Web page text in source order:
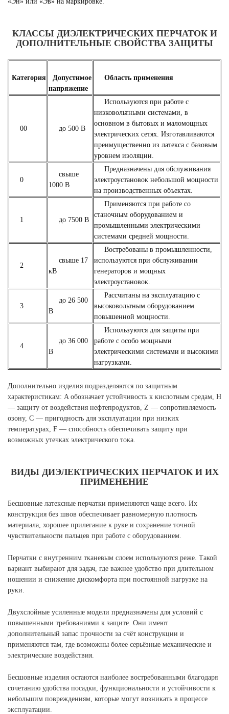
КЛАССЫ ДИЭЛЕКТРИЧЕСКИХ ПЕРЧАТОК И
ДОПОЛНИТЕЛЬНЫЕ СВОЙСТВА ЗАЩИТЫ
Категория
Допустимое
напряжение
Область применения
00 до 500 В
Используются при работе с
низковольтными системами, в
основном в бытовых и маломощных
электрических сетях. Изготавливаются
преимущественно из латекса с базовым
уровнем изоляции.
0
свыше
1000 В
Предназначены для обслуживания
электроустановок небольшой мощности
на производственных объектах.
1 до 7500 В
Применяются при работе со
станочным оборудованием и
промышленными электрическими
системами средней мощности.
2
свыше 17
кВ
Востребованы в промышленности,
используются при обслуживании
генераторов и мощных
электроустановок.
3
до 26 500
В
Рассчитаны на эксплуатацию с
высоковольтным оборудованием
повышенной мощности.
4
до 36 000
В
Используются для защиты при
работе с особо мощными
электрическими системами и высокими
нагрузками.
Дополнительно изделия подразделяются по защитным
характеристикам: A обозначает устойчивость к кислотным средам, H
— защиту от воздействия нефтепродуктов, Z — сопротивляемость
озону, C — пригодность для эксплуатации при низких
температурах, F — способность обеспечивать защиту при
возможных утечках электрического тока.
ВИДЫ ДИЭЛЕКТРИЧЕСКИХ ПЕРЧАТОК И ИХ
ПРИМЕНЕНИЕ
Бесшовные латексные перчатки применяются чаще всего. Их
конструкция без швов обеспечивает равномерную плотность
материала, хорошее прилегание к руке и сохранение точной
чувствительности пальцев при работе с оборудованием.
Перчатки с внутренним тканевым слоем используются реже. Такой
вариант выбирают для задач, где важнее удобство при длительном
ношении и снижение дискомфорта при постоянной нагрузке на
руки.
Двухслойные усиленные модели предназначены для условий с
повышенными требованиями к защите. Они имеют
дополнительный запас прочности за счёт конструкции и
применяются там, где возможны более серьёзные механические и
электрические воздействия.
Бесшовные изделия остаются наиболее востребованными благодаря
сочетанию удобства посадки, функциональности и устойчивости к
небольшим повреждениям, которые могут возникать в процессе
эксплуатации.